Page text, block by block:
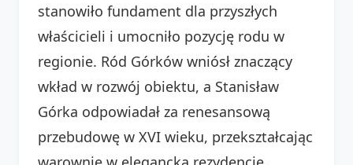
stanowiło fundament dla przyszłych
właścicieli i umocniło pozycję rodu w
regionie. Ród Górków wniósł znaczący
wkład w rozwój obiektu, a Stanisław
Górka odpowiadał za renesansową
przebudowę w XVI wieku, przekształcając